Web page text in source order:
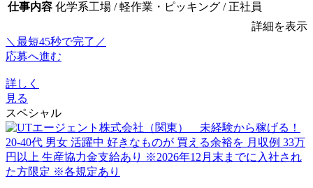
仕事内容 化学系工場 / 軽作業・ピッキング / 正社員
詳細を表示
＼最短45秒で完了／
応募へ進む
詳しく
見る
スペシャル